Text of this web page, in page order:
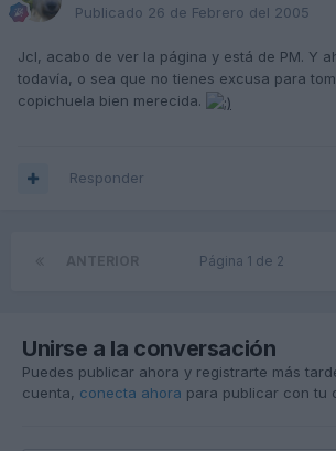
Publicado 26 de Febrero del 2005
Jcl, acabo de ver la página y está de PM. Y
todavía, o sea que no tienes excusa para
copichuela bien merecida.
Responder
Página 1 de 2
Unirse a la conversación
Puedes publicar ahora y registrarte más
cuenta, conecta ahora para publicar con tu